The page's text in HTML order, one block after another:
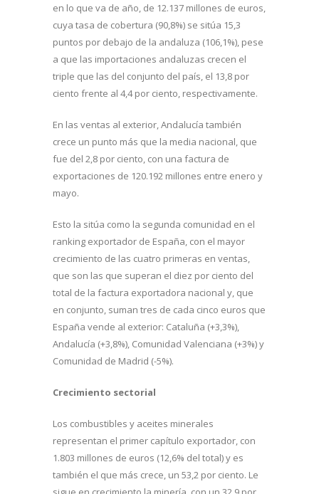
en lo que va de año, de 12.137 millones de euros,
cuya tasa de cobertura (90,8%) se sitúa 15,3
puntos por debajo de la andaluza (106,1%), pese
a que las importaciones andaluzas crecen el
triple que las del conjunto del país, el 13,8 por
ciento frente al 4,4 por ciento, respectivamente.
En las ventas al exterior, Andalucía también
crece un punto más que la media nacional, que
fue del 2,8 por ciento, con una factura de
exportaciones de 120.192 millones entre enero y
mayo.
Esto la sitúa como la segunda comunidad en el
ranking exportador de España, con el mayor
crecimiento de las cuatro primeras en ventas,
que son las que superan el diez por ciento del
total de la factura exportadora nacional y, que
en conjunto, suman tres de cada cinco euros que
España vende al exterior: Cataluña (+3,3%),
Andalucía (+3,8%), Comunidad Valenciana (+3%) y
Comunidad de Madrid (-5%).
Crecimiento sectorial
Los combustibles y aceites minerales
representan el primer capítulo exportador, con
1.803 millones de euros (12,6% del total) y es
también el que más crece, un 53,2 por ciento. Le